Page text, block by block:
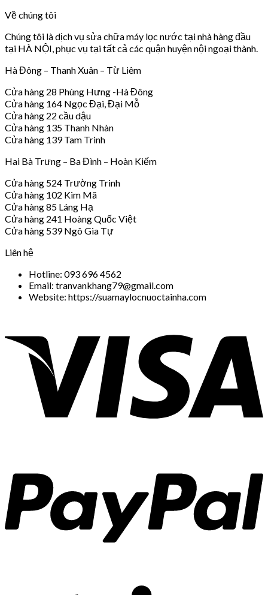
Về chúng tôi
Chúng tôi là dịch vụ sửa chữa máy lọc nước tại nhà hàng đầu
tại HÀ NỘI, phục vụ tại tất cả các quận huyện nội ngoại thành.
Hà Đông – Thanh Xuân – Từ Liêm
Cửa hàng 28 Phùng Hưng -Hà Đông
Cửa hàng 164 Ngọc Đại, Đại Mỗ
Cửa hàng 22 cầu dậu
Cửa hàng 135 Thanh Nhàn
Cửa hàng 139 Tam Trinh
Hai Bà Trưng – Ba Đình – Hoàn Kiếm
Cửa hàng 524 Trường Trinh
Cửa hàng 102 Kim Mã
Cửa hàng 85 Láng Hạ
Cửa hàng 241 Hoàng Quốc Việt
Cửa hàng 539 Ngô Gia Tự
Liên hệ
Hotline: 093 696 4562
Email: tranvankhang79@gmail.com
Website: https://suamaylocnuoctainha.com